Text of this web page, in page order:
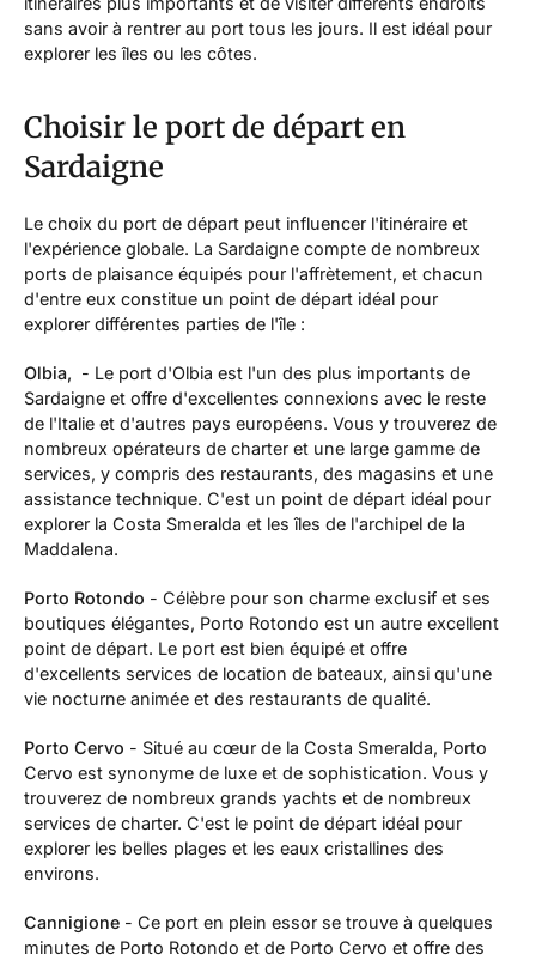
sans avoir à rentrer au port tous les jours. Il est idéal pour
explorer les îles ou les côtes.
Choisir le port de départ en
Sardaigne
Le choix du port de départ peut influencer l'itinéraire et
l'expérience globale. La Sardaigne compte de nombreux
ports de plaisance équipés pour l'affrètement, et chacun
d'entre eux constitue un point de départ idéal pour
explorer différentes parties de l'île :
Olbia, - Le port d'Olbia est l'un des plus importants de
Sardaigne et offre d'excellentes connexions avec le reste
de l'Italie et d'autres pays européens. Vous y trouverez de
nombreux opérateurs de charter et une large gamme de
services, y compris des restaurants, des magasins et une
assistance technique. C'est un point de départ idéal pour
explorer la Costa Smeralda et les îles de l'archipel de la
Maddalena.
Porto Rotondo - Célèbre pour son charme exclusif et ses
boutiques élégantes, Porto Rotondo est un autre excellent
point de départ. Le port est bien équipé et offre
d'excellents services de location de bateaux, ainsi qu'une
vie nocturne animée et des restaurants de qualité.
Porto Cervo - Situé au cœur de la Costa Smeralda, Porto
Cervo est synonyme de luxe et de sophistication. Vous y
trouverez de nombreux grands yachts et de nombreux
services de charter. C'est le point de départ idéal pour
explorer les belles plages et les eaux cristallines des
environs.
Cannigione - Ce port en plein essor se trouve à quelques
minutes de Porto Rotondo et de Porto Cervo et offre des